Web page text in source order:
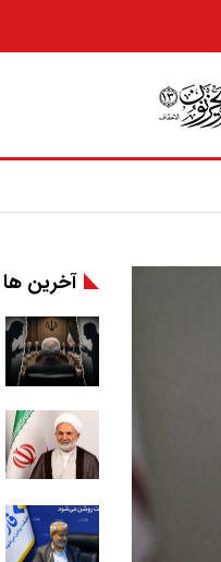
آخرین ها